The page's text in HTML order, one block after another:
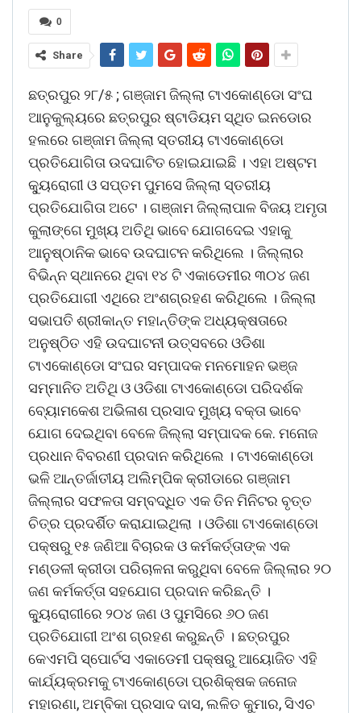
0
Share
ଛତ୍ରପୁର ୨୮/୫ ; ଗଞ୍ଜାମ ଜିଲ୍ଲା ଟାଏକୋଣ୍ଡୋ ସଂଘ
ଆନୁକୁଲ୍ୟରେ ଛତ୍ରପୁର ଷ୍ଟାଡିୟମ ସ୍ଥିତ ଇନଡୋର
ହଲରେ ଗଞ୍ଜାମ ଜିଲ୍ଲା ସ୍ତରୀୟ ଟାଏକୋଣ୍ଡୋ
ପ୍ରତିଯୋଗିତା ଉଦଘାଟିତ ହୋଇଯାଇଛି । ଏହା ଅଷ୍ଟମ
କୁ୍ୟରୋଗୀ ଓ ସପ୍ତମ ପୁମସେ ଜିଲ୍ଲା ସ୍ତରୀୟ
ପ୍ରତିଯୋଗିତା ଅଟେ । ଗଞ୍ଜାମ ଜିଲ୍ଲାପାଳ ବିଜୟ ଅମୃତା
କୁଲାଙ୍ଗେ ମୁଖ୍ୟ ଅତିଥି ଭାବେ ଯୋଗଦେଇ ଏହାକୁ
ଆନୁଷ୍ଠାନିକ ଭାବେ ଉଦଘାଟନ କରିଥିଲେ । ଜିଲ୍ଲାର
ବିଭିନ୍ନ ସ୍ଥାନରେ ଥିବା ୧୪ ଟି ଏକାଡେମୀର ୩୦୪ ଜଣ
ପ୍ରତିଯୋଗୀ ଏଥିରେ ଅଂଶଗ୍ରହଣ କରିଥିଲେ । ଜିଲ୍ଲା
ସଭାପତି ଶ୍ରୀକାନ୍ତ ମହାନ୍ତିଙ୍କ ଅଧ୍ୟକ୍ଷତାରେ
ଅନୁଷ୍ଠିତ ଏହି ଉଦଘାଟନୀ ଉତ୍ସବରେ ଓଡିଶା
ଟାଏକୋଣ୍ଡୋ ସଂଘର ସମ୍ପାଦକ ମନମୋହନ ଭଞ୍ଜ
ସମ୍ମାନିତ ଅତିଥି ଓ ଓଡିଶା ଟାଏକୋଣ୍ଡୋ ପରିଦର୍ଶକ
ବ୍ୟୋମକେଶ ଅଭିଳାଶ ପ୍ରସାଦ ମୁଖ୍ୟ ବକ୍ତା ଭାବେ
ଯୋଗ ଦେଇଥିବା ବେଳେ ଜିଲ୍ଲା ସମ୍ପାଦକ କେ. ମନୋଜ
ପ୍ରଧାନ ବିବରଣୀ ପ୍ରଦାନ କରିଥିଲେ । ଟାଏକୋଣ୍ଡୋ
ଭଳି ଆନ୍ତର୍ଜାତୀୟ ଅଲିମ୍ପିକ କ୍ରୀଡାରେ ଗଞ୍ଜାମ
ଜିଲ୍ଲାର ସଫଳତା ସମ୍ବଦ୍ଧିତ ଏକ ତିନ ମିନିଟର ବୃତ୍ତ
ଚିତ୍ର ପ୍ରଦର୍ଶିତ କରାଯାଇଥିଲା । ଓଡିଶା ଟାଏକୋଣ୍ଡୋ
ପକ୍ଷରୁ ୧୫ ଜଣିଆ ବିଚାରକ ଓ କର୍ମକର୍ତ୍ତାଙ୍କ ଏକ
ମଣ୍ଡଳୀ କ୍ରୀଡା ପରିଚାଳନା କରୁଥିବା ବେଳେ ଜିଲ୍ଲାର ୨୦
ଜଣ କର୍ମକର୍ତ୍ତା ସହଯୋଗ ପ୍ରଦାନ କରିଛନ୍ତି ।
କୁ୍ୟରୋଗୀରେ ୨୦୪ ଜଣ ଓ ପୁମସିରେ ୬୦ ଜଣ
ପ୍ରତିଯୋଗୀ ଅଂଶ ଗ୍ରହଣ କରୁଛନ୍ତି । ଛତ୍ରପୁର
କେଏମପି ସ୍ପୋର୍ଟସ ଏକାଡେମୀ ପକ୍ଷରୁ ଆୟୋଜିତ ଏହି
କାର୍ଯ୍ୟକ୍ରମକୁ ଟାଏକୋଣ୍ଡୋ ପ୍ରଶିକ୍ଷକ ଜନୋଜ
ମହାରଣା, ଅମ୍ବିକା ପ୍ରସାଦ ଦାସ, ଲଳିତ କୁମାର, ସିଏଚ